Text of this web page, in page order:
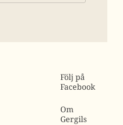
Följ på
Facebook
Om
Gergils